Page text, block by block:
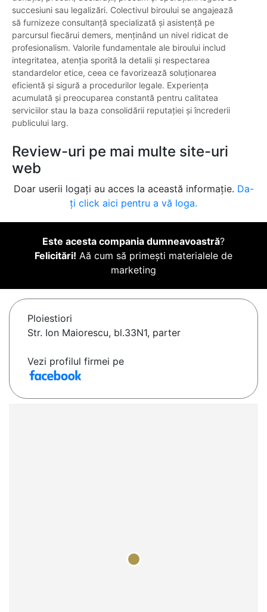
succesiuni sau legalizări. Colectivul biroului se angajează
să furnizeze consultanță specializată și asistență pe
parcursul fiecărui demers, menținând un nivel ridicat de
profesionalism. Valorile fundamentale ale biroului includ
integritatea, atenția sporită la detalii și respectarea
standardelor etice, ceea ce favorizează soluționarea
eficientă și sigură a procedurilor legale. Experiența
acumulată și preocuparea constantă pentru calitatea
serviciilor stau la baza consolidării reputației și încrederii
publicului larg.
Review-uri pe mai multe site-uri
web
Doar userii logați au acces la această informație. Da-
ți click aici pentru a vă loga.
Este acesta compania dumneavoastră?
Felicitări! Aă cum să primești materialele de
marketing
Ploiestiori
Str. Ion Maiorescu, bl.33N1, parter
Vezi profilul firmei pe